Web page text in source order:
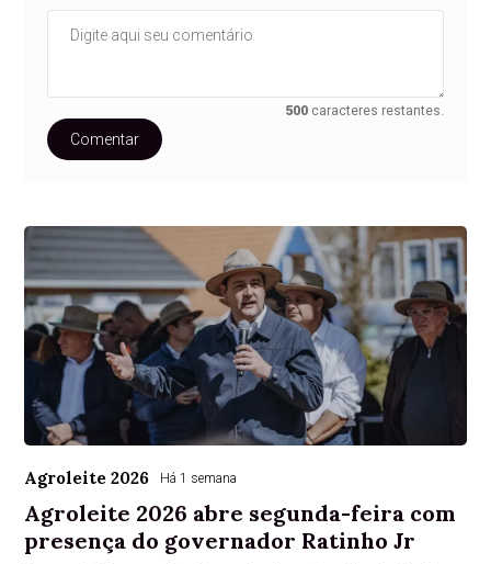
500 caracteres restantes.
Comentar
Agroleite 2026 Há 1 semana
Agroleite 2026 abre segunda-feira com
presença do governador Ratinho Jr